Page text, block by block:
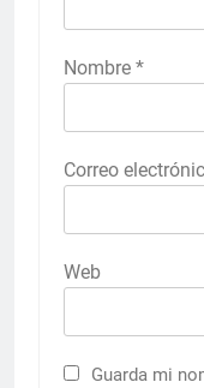
Nombre *
Correo
Web
Guarda mi